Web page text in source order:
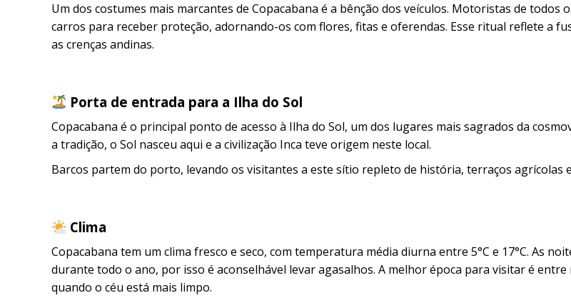
Um dos costumes mais marcantes de Copacabana é a bênção dos veículos. Motoristas de todos
carros para receber proteção, adornando-os com flores, fitas e oferendas. Esse ritual reflete a
as crenças andinas.
Porta de entrada para a Ilha do Sol
Copacabana é o principal ponto de acesso à Ilha do Sol, um dos lugares mais sagrados da
a tradição, o Sol nasceu aqui e a civilização Inca teve origem neste local.
Barcos partem do porto, levando os visitantes a este sítio repleto de história, terraços agrícolas
Clima
Copacabana tem um clima fresco e seco, com temperatura média diurna entre 5°C e 17°C. As
durante todo o ano, por isso é aconselhável levar agasalhos. A melhor época para visitar é entre
quando o céu está mais limpo.